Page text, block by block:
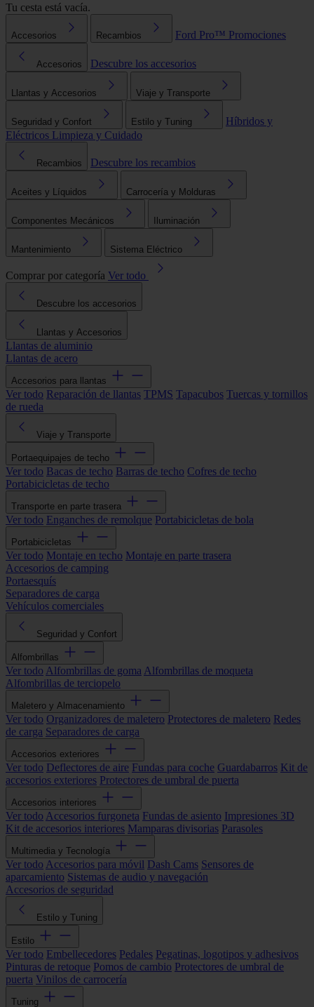
Tu cesta está vacía.
Accesorios Recambios Ford Pro™ Promociones
Accesorios Descubre los accesorios
Llantas y Accesorios Viaje y Transporte
Seguridad y Confort Estilo y Tuning
Híbridos y
Eléctricos Limpieza y Cuidado
Recambios Descubre los recambios
Aceites y Líquidos Carrocería y Molduras
Componentes Mecánicos Iluminación
Mantenimiento Sistema Eléctrico
Comprar por categoría Ver todo
Descubre los accesorios
Llantas y Accesorios
Llantas de aluminio
Llantas de acero
Accesorios para llantas
Ver todo Reparación de llantas TPMS Tapacubos Tuercas y tornillos
de rueda
Viaje y Transporte
Portaequipajes de techo
Ver todo Bacas de techo Barras de techo Cofres de techo
Portabicicletas de techo
Transporte en parte trasera
Ver todo Enganches de remolque Portabicicletas de bola
Portabicicletas
Ver todo Montaje en techo Montaje en parte trasera
Accesorios de camping
Portaesquís
Separadores de carga
Vehículos comerciales
Seguridad y Confort
Alfombrillas
Ver todo Alfombrillas de goma Alfombrillas de moqueta
Alfombrillas de terciopelo
Maletero y Almacenamiento
Ver todo Organizadores de maletero Protectores de maletero Redes
de carga Separadores de carga
Accesorios exteriores
Ver todo Deflectores de aire Fundas para coche Guardabarros Kit de
accesorios exteriores Protectores de umbral de puerta
Accesorios interiores
Ver todo Accesorios furgoneta Fundas de asiento Impresiones 3D
Kit de accesorios interiores Mamparas divisorias Parasoles
Multimedia y Tecnología
Ver todo Accesorios para móvil Dash Cams Sensores de
aparcamiento Sistemas de audio y navegación
Accesorios de seguridad
Estilo y Tuning
Estilo
Ver todo Embellecedores Pedales Pegatinas, logotipos y adhesivos
Pinturas de retoque Pomos de cambio Protectores de umbral de
puerta Vinilos de carrocería
Tuning